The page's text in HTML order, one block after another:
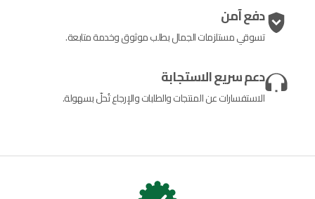
دفع آمن
تسوقي مستلزمات الجمال بطلب موثوق وخدمة متابعة.
دعم سريع الاستجابة
الاستفسارات عن المنتجات والطلبات والإرجاع تُحلّ بسهولة.